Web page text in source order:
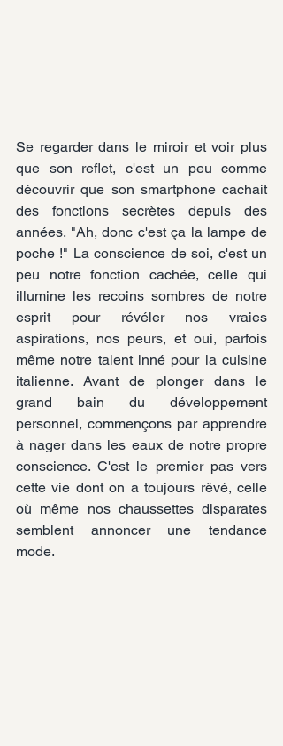
Se regarder dans le miroir et voir plus
que son reflet, c'est un peu comme
découvrir que son smartphone cachait
des fonctions secrètes depuis des
années. "Ah, donc c'est ça la lampe de
poche !" La conscience de soi, c'est un
peu notre fonction cachée, celle qui
illumine les recoins sombres de notre
esprit pour révéler nos vraies
aspirations, nos peurs, et oui, parfois
même notre talent inné pour la cuisine
italienne. Avant de plonger dans le
grand bain du développement
personnel, commençons par apprendre
à nager dans les eaux de notre propre
conscience. C'est le premier pas vers
cette vie dont on a toujours rêvé, celle
où même nos chaussettes disparates
semblent annoncer une tendance
mode.